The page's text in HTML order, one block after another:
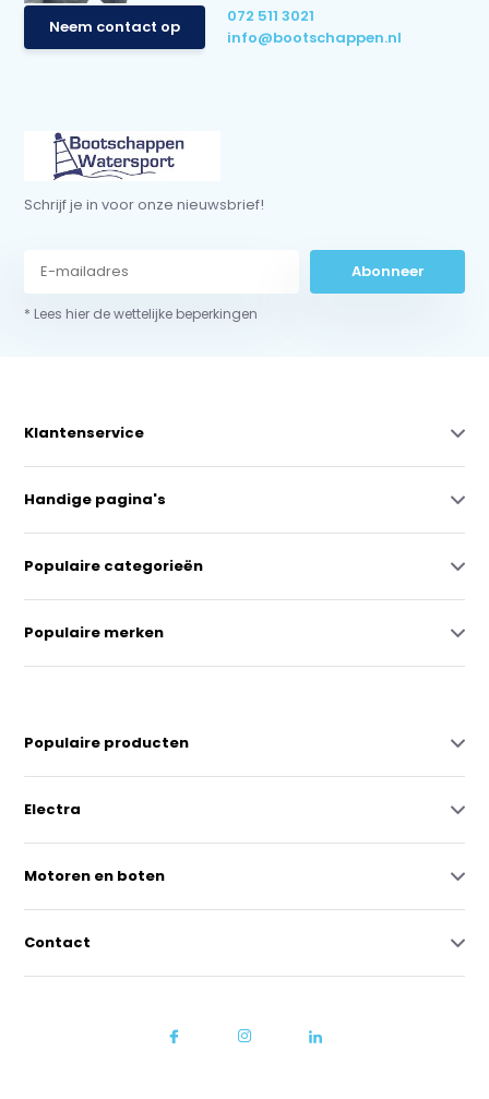
Neem contact op
072 511 3021
info@bootschappen.nl
Schrijf je in voor onze nieuwsbrief!
Abonneer
* Lees hier de wettelijke beperkingen
Klantenservice
Handige pagina's
Populaire categorieën
Populaire merken
Populaire producten
Electra
Motoren en boten
Contact